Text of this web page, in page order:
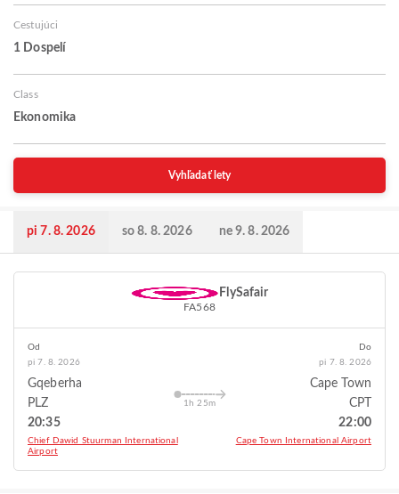
Cestujúci
1 Dospelí
Class
Ekonomika
Vyhľadať lety
pi 7. 8. 2026 so 8. 8. 2026 ne 9. 8. 2026
FlySafair
FA568
Od
pi 7. 8. 2026
Gqeberha
PLZ
20:35
Chief Dawid Stuurman International
Airport
1h 25m
Do
pi 7. 8. 2026
Cape Town
CPT
22:00
Cape Town International Airport